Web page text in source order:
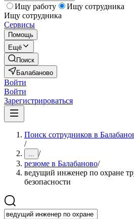
Ищу работу
Ищу сотрудника
Ищу сотрудника
Сервисы
Помощь
Ещё
Поиск
Балабаново
Войти
Войти
Зарегистрироваться
Поиск сотрудников в
/
... /
резюме в Балабаново/
ведущий инженер по охране
безопасности